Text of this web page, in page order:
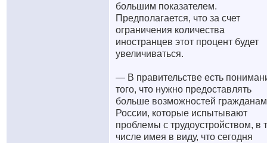
большим показателем.
Предполагается, что за счет
ограничения количества
иностранцев этот процент будет
увеличиваться.
— В правительстве есть
того, что нужно предоставлять
больше возможностей гражданам
России, которые испытывают
проблемы с трудоустройством, в
числе имея в виду, что сегодня